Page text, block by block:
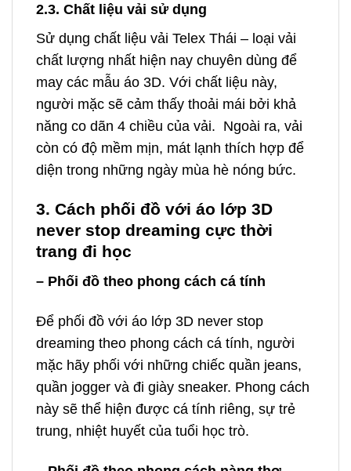
2.3. Chất liệu vải sử dụng
Sử dụng chất liệu vải Telex Thái – loại vải
chất lượng nhất hiện nay chuyên dùng để
may các mẫu áo 3D. Với chất liệu này,
người mặc sẽ cảm thấy thoải mái bởi khả
năng co dãn 4 chiều của vải. Ngoài ra, vải
còn có độ mềm mịn, mát lạnh thích hợp để
diện trong những ngày mùa hè nóng bức.
3. Cách phối đồ với áo lớp 3D
never stop dreaming cực thời
trang đi học
– Phối đồ theo phong cách cá tính
Để phối đồ với áo lớp 3D never stop
dreaming theo phong cách cá tính, người
mặc hãy phối với những chiếc quần jeans,
quần jogger và đi giày sneaker. Phong cách
này sẽ thể hiện được cá tính riêng, sự trẻ
trung, nhiệt huyết của tuổi học trò.